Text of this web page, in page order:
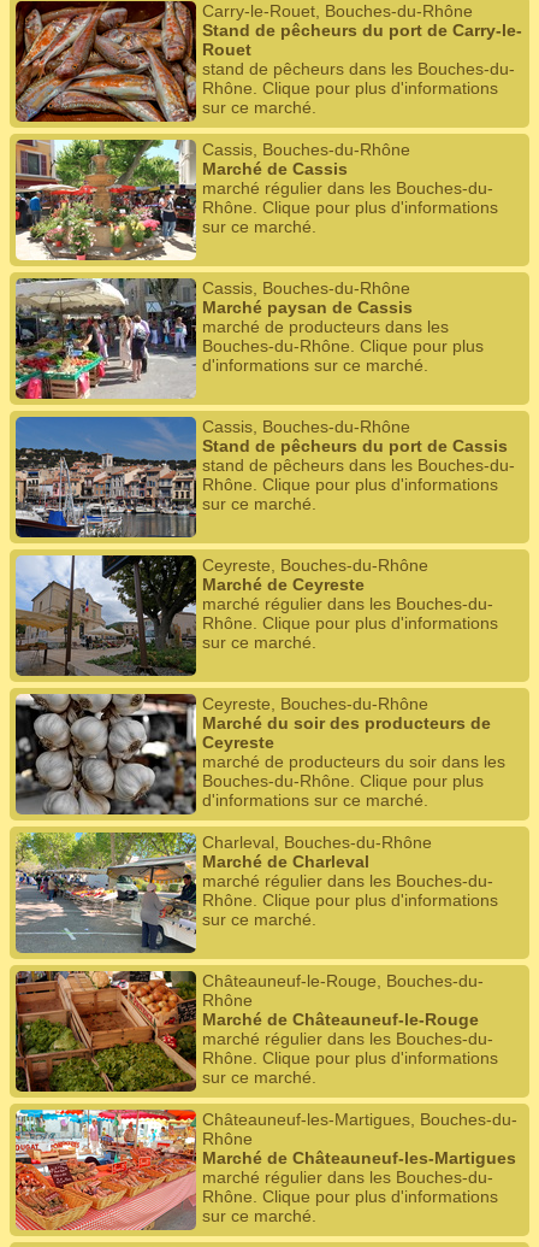
Carry-le-Rouet, Bouches-du-Rhône
Stand de pêcheurs du port de Carry-le-
Rouet
stand de pêcheurs dans les Bouches-du-
Rhône. Clique pour plus d'informations
sur ce marché.
Cassis, Bouches-du-Rhône
Marché de Cassis
marché régulier dans les Bouches-du-
Rhône. Clique pour plus d'informations
sur ce marché.
Cassis, Bouches-du-Rhône
Marché paysan de Cassis
marché de producteurs dans les
Bouches-du-Rhône. Clique pour plus
d'informations sur ce marché.
Cassis, Bouches-du-Rhône
Stand de pêcheurs du port de Cassis
stand de pêcheurs dans les Bouches-du-
Rhône. Clique pour plus d'informations
sur ce marché.
Ceyreste, Bouches-du-Rhône
Marché de Ceyreste
marché régulier dans les Bouches-du-
Rhône. Clique pour plus d'informations
sur ce marché.
Ceyreste, Bouches-du-Rhône
Marché du soir des producteurs de
Ceyreste
marché de producteurs du soir dans les
Bouches-du-Rhône. Clique pour plus
d'informations sur ce marché.
Charleval, Bouches-du-Rhône
Marché de Charleval
marché régulier dans les Bouches-du-
Rhône. Clique pour plus d'informations
sur ce marché.
Châteauneuf-le-Rouge, Bouches-du-
Rhône
Marché de Châteauneuf-le-Rouge
marché régulier dans les Bouches-du-
Rhône. Clique pour plus d'informations
sur ce marché.
Châteauneuf-les-Martigues, Bouches-du-
Rhône
Marché de Châteauneuf-les-Martigues
marché régulier dans les Bouches-du-
Rhône. Clique pour plus d'informations
sur ce marché.